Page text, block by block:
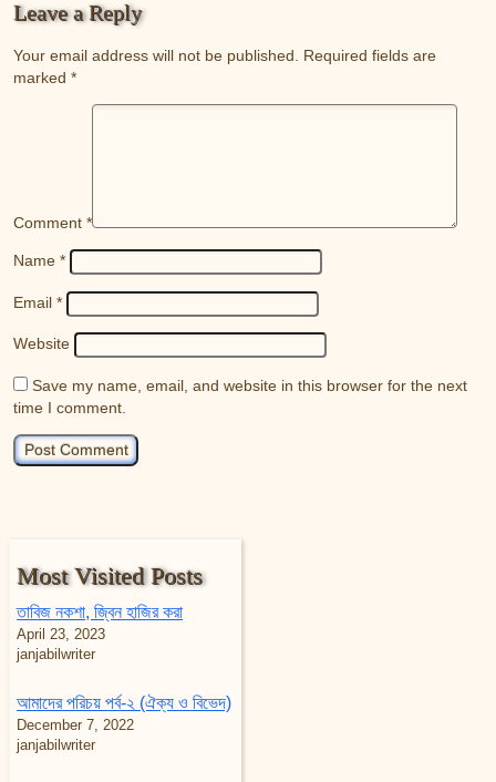
Leave a Reply
Your email address will not be published.
Required fields are
marked*
Comment*
Name*
Email*
Website
Save my name, email, and website in this browser for the next
time I comment.
Most Visited Posts
তাবিজ নকশা, জ্বিন হাজির করা
April 23, 2023
janjabilwriter
আমাদের পরিচয় পর্ব-২ (ঐক্য ও বিভেদ)
December 7, 2022
janjabilwriter